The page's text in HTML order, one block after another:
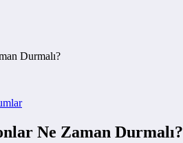
Durmalı?
Ne Zaman Durmalı?